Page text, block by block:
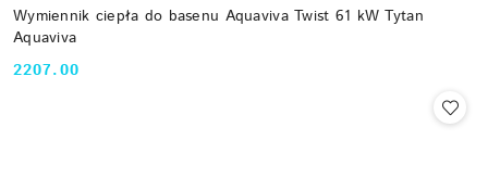
Wymiennik ciepła do basenu Aquaviva Twist 61 kW Tytan
Aquaviva
Cena:
2207.00